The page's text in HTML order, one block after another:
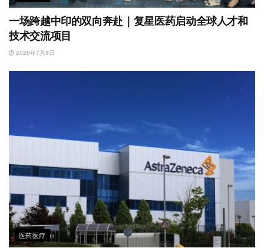
一场跨越中印的双向奔赴｜复星医药启动全球人才和
技术交流项目
2026年7月8日
医药医疗